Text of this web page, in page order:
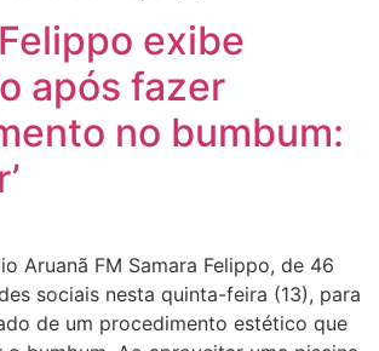
exibe
após fazer
no bumbum:
Aruanã FM Samara Felippo, de 46
sociais nesta quinta-feira (13), para
de um procedimento estético que